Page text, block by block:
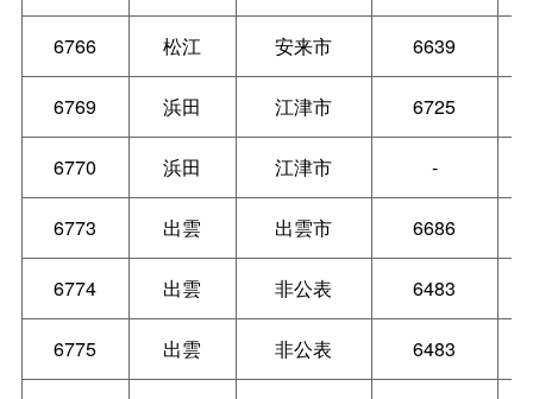
6766 松江 安来市 6639
6769 浜田 江津市 6725
6770 浜田 江津市 -
6773 出雲 出雲市 6686
6774 出雲 非公表 6483
6775 出雲 非公表 6483